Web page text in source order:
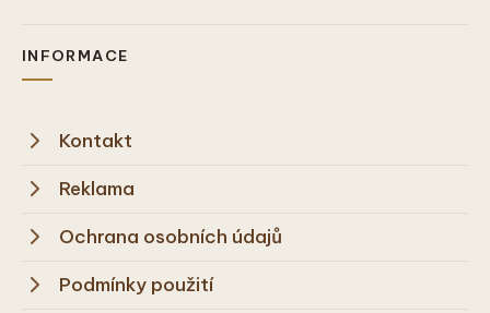
INFORMACE
Kontakt
Reklama
Ochrana osobních údajů
Podmínky použití